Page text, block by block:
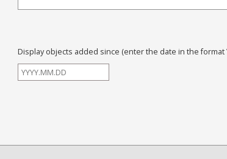
Display objects added since (enter the date in the format